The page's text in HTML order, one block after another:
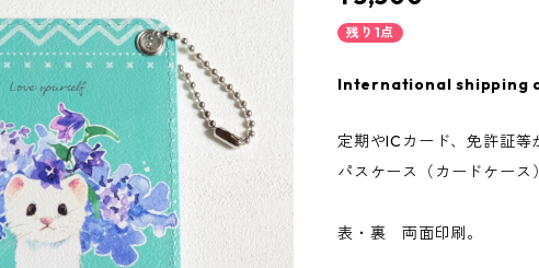
残り1点
International shipping
定期やICカード、免許証等
パスケース（カードケース
表・裏 両面印刷。